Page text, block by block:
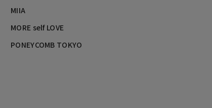
MIIA
MORE self LOVE
PONEYCOMB TOKYO